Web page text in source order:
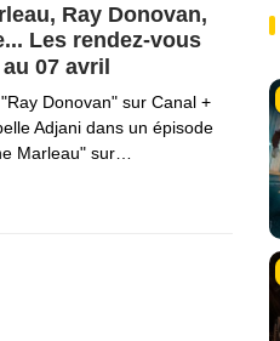
Ray Donovan,
Les rendez-vous
07 avril
Donovan" sur Canal +
Adjani dans un épisode
Marleau" sur…